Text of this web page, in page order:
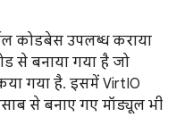
कोडबेस उपलब्ध कराया
से बनाया गया है जो
गया है. इसमें VirtIO
से बनाए गए मॉड्यूल भी